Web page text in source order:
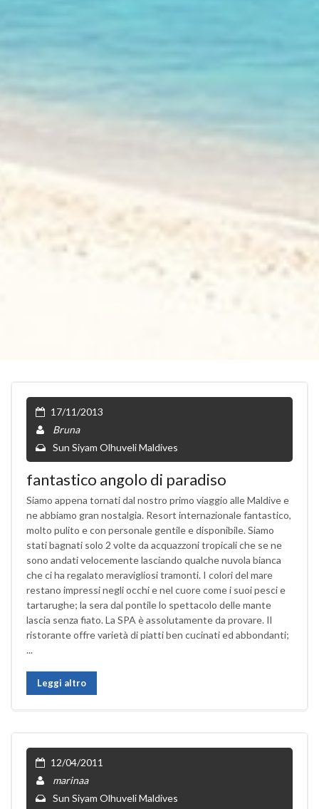
17/11/2013
Bruna
Sun Siyam Olhuveli Maldives
fantastico angolo di paradiso
Siamo appena tornati dal nostro primo viaggio alle Maldive e
ne abbiamo gran nostalgia. Resort internazionale fantastico,
molto pulito e con personale gentile e disponibile. Siamo
stati bagnati solo 2 volte da acquazzoni tropicali che se ne
sono andati velocemente lasciando qualche nuvola bianca
che ci ha regalato meravigliosi tramonti. I colori del mare
restano impressi negli occhi e nel cuore come i suoi pesci e
tartarughe; la sera dal pontile lo spettacolo delle mante
lascia senza fiato. La SPA è assolutamente da provare. Il
ristorante offre varietà di piatti ben cucinati ed abbondanti;
...
Leggi altro
12/04/2011
marinaa
Sun Siyam Olhuveli Maldives